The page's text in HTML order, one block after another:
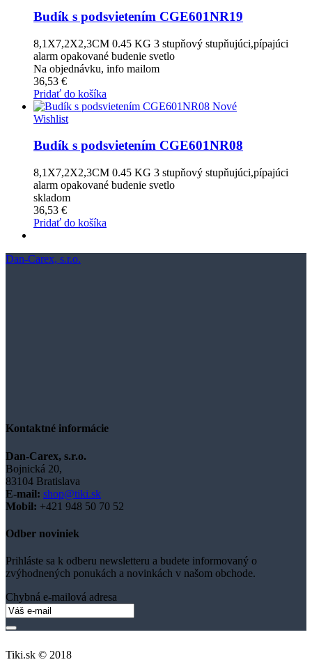
Budík s podsvietením CGE601NR19
8,1X7,2X2,3CM 0.45 KG 3 stupňový stupňujúci,pípajúci
alarm opakované budenie svetlo
Na objednávku, info mailom
36,53 €
Pridať do košíka
Nové
Wishlist
Budík s podsvietením CGE601NR08
8,1X7,2X2,3CM 0.45 KG 3 stupňový stupňujúci,pípajúci
alarm opakované budenie svetlo
skladom
36,53 €
Pridať do košíka
Dan-Carex, s.r.o.
Kontaktné informácie
Dan-Carex, s.r.o.
Bojnická 20,
83104 Bratislava
E-mail: shop@tiki.sk
Mobil: +421 948 50 70 52
Odber noviniek
Prihláste sa k odberu newsletteru a budete informovaný o
zvýhodnených ponukách a novinkách v našom obchode.
Chybná e-mailová adresa
Tiki.sk © 2018